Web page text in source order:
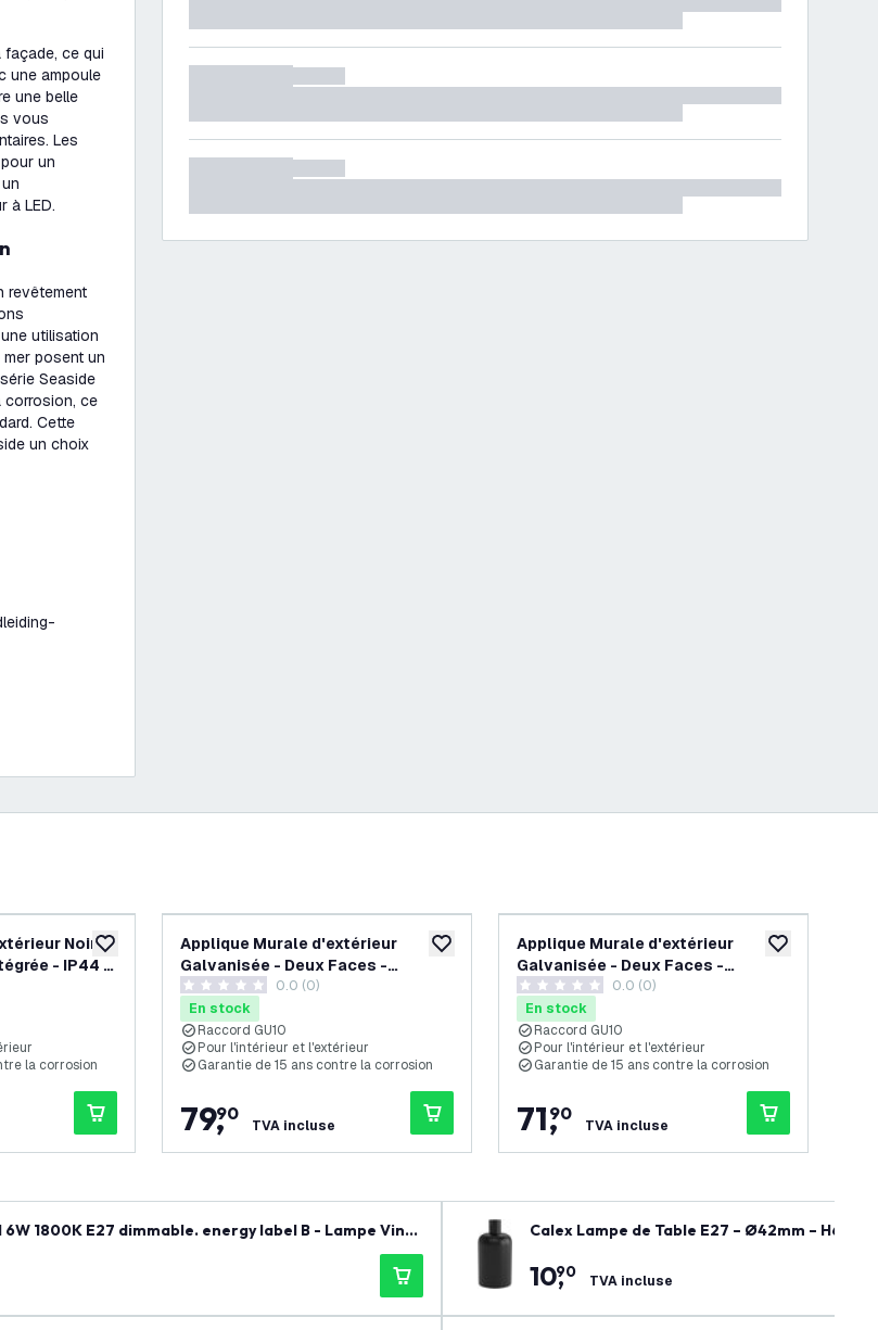
ce qui
une ampoule
une belle
vous
Les
un
à LED.
revêtement
utilisation
posent un
Seaside
corrosion, ce
Cette
un choix
ajouter à la liste de souhaits
Noire -
- IP44 -
de garantie
la corrosion
ajouter à la liste de souhaits
Applique Murale d'extérieur
Galvanisée - Deux Faces -
Raccord GU10 - IP44 - Canto Maxi
2 - 15 ans de garantie
0 étoiles de notation
0.0 (0)
En stock
Raccord GU10
Pour l'intérieur et l'extérieur
Garantie de 15 ans contre la corrosion
79,
90
TVA incluse
ajouter à la
Applique Murale d'extérieur
Galvanisée - Deux Faces -
Raccord GU10 - IP44 - Canto Maxi
Kubi 2 - 15 ans de garantie
0 étoiles de notation
0.0 (0)
En stock
Raccord GU10
Pour l'intérieur et l'extérieur
Garantie de 15 ans contre la corrosion
71,
90
TVA incluse
1800K E27 dimmable. energy label B - Lampe Vinta
Calex Lampe de Table E27 – Ø42mm –
10,
90 TVA incluse